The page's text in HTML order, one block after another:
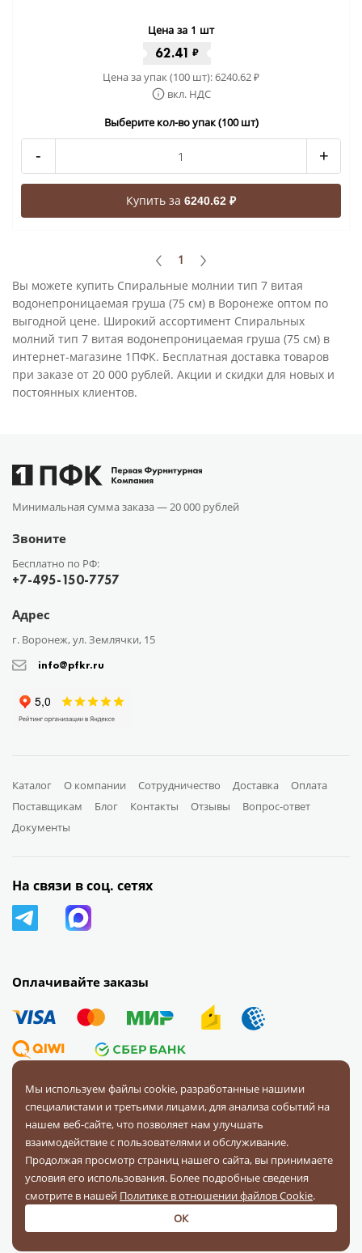
Цена за 1 шт
62.41 ₽
Цена за упак (100 шт):6240.62₽
вкл. НДС
Выберите кол-во упак (100 шт)
- +
Купить за 6240.62 ₽
1
Вы можете купить Спиральные молнии тип 7 витая
водонепроницаемая груша (75 см) в Воронеже оптом по
выгодной цене. Широкий ассортимент Спиральных
молний тип 7 витая водонепроницаемая груша (75 см) в
интернет-магазине 1ПФК. Бесплатная доставка товаров
при заказе от 20 000 рублей. Акции и скидки для новых и
постоянных клиентов.
Минимальная сумма заказа —20 000 рублей
Звоните
Бесплатно по РФ:
+7-495-150-7757
Адрес
г. Воронеж, ул. Землячки, 15
info@pfkr.ru
Каталог О компании Сотрудничество Доставка
Оплата
Поставщикам
Блог Контакты Отзывы
Вопрос-ответ
Документы
Оплачивайте заказы
На связи в соц. сетях
© 2008 — 2026 Первая Фурнитурная Компания.Все права
защищены.
Политика конфиденциальности
Соглашение на обработку персональных данных
«Четвертый Рим»
Мы используем файлы cookie, разработанные нашими
специалистами и третьими лицами, для анализа событий на
нашем веб-сайте, что позволяет нам улучшать
взаимодействие с пользователями и обслуживание.
Продолжая просмотр страниц нашего сайта, вы принимаете
условия его использования. Более подробные сведения
смотрите в нашей Политике в отношении файлов Cookie.
ОК